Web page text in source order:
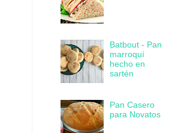
Batbout - Pan
marroquí
hecho en
sartén
Pan Casero
para Novatos